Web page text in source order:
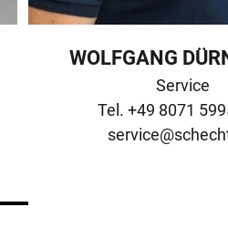
WOLFGANG
Service